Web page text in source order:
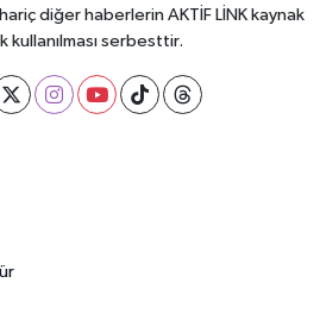
diğer haberlerin AKTİF LİNK kaynak
kullanılması serbesttir.